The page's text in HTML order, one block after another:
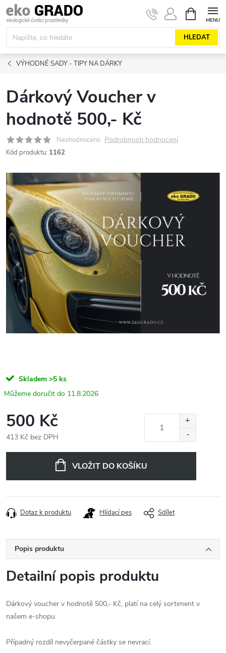
Přejít
na
obsah
HLEDAT
NÁKUPNÍ
KOŠÍK
VÝHODNÉ SADY - TIPY NA DÁRKY
Dárkový Voucher v
hodnotě 500,- Kč
Neohodnoceno Podrobnosti hodnocení
Kód produktu: 1162
Skladem >5 ks
11.8.2026
500 Kč
413 Kč bez DPH
VLOŽIT DO KOŠÍKU
Dotaz k produktu Hlídací pes Sdílet
Popis produktu
Detailní popis produktu
Dárkový voucher v hodnotě 500,- Kč, platí na celý sortiment v
našem e-shopu.
Případný rozdíl nevyčerpané částky se nevrací.